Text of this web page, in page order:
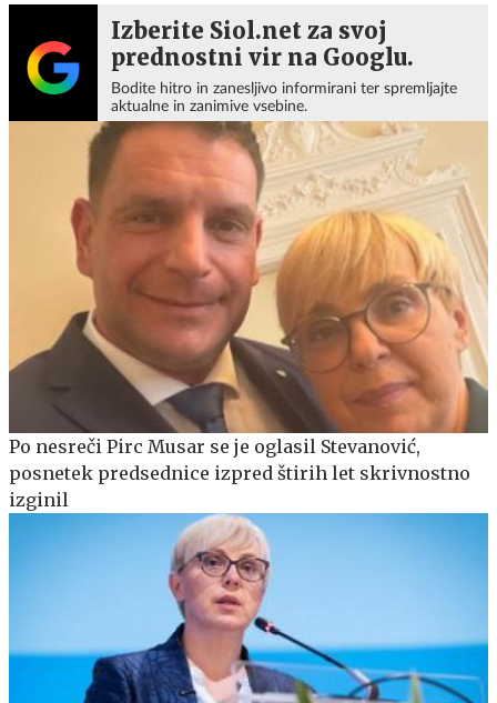
Izberite Siol.net za svoj
prednostni vir na Googlu.
Bodite hitro in zanesljivo informirani ter spremljajte
aktualne in zanimive vsebine.
Po nesreči Pirc Musar se je oglasil Stevanović,
posnetek predsednice izpred štirih let skrivnostno
izginil